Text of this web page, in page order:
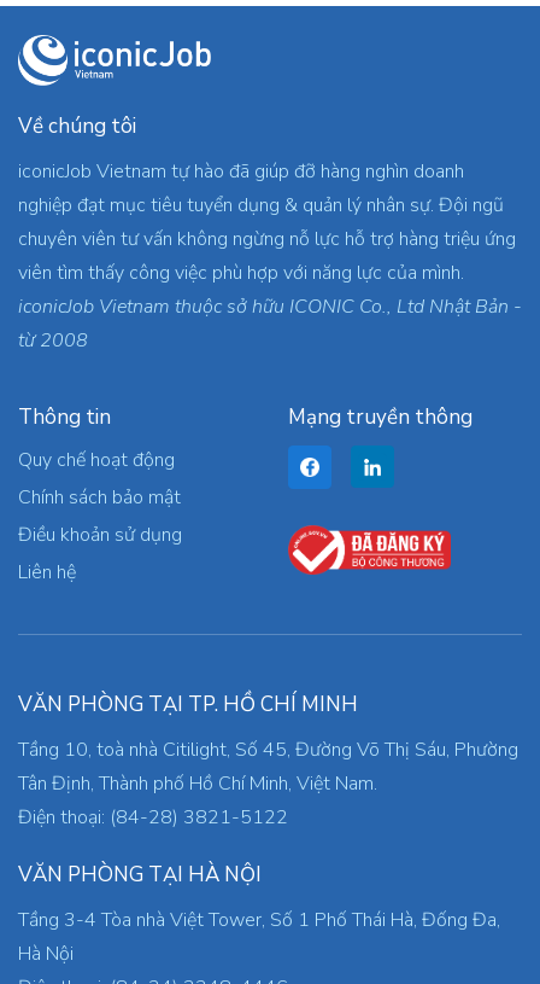
Về chúng tôi
iconicJob Vietnam tự hào đã giúp đỡ hàng nghìn doanh
nghiệp đạt mục tiêu tuyển dụng & quản lý nhân sự. Đội ngũ
chuyên viên tư vấn không ngừng nỗ lực hỗ trợ hàng triệu ứng
viên tìm thấy công việc phù hợp với năng lực của mình.
iconicJob Vietnam thuộc sở hữu ICONIC Co., Ltd Nhật Bản -
từ 2008
Thông tin
Quy chế hoạt động
Chính sách bảo mật
Điều khoản sử dụng
Liên hệ
Mạng truyền thông
VĂN PHÒNG TẠI TP. HỒ CHÍ MINH
Tầng 10, toà nhà Citilight, Số 45, Đường Võ Thị Sáu, Phường
Tân Định, Thành phố Hồ Chí Minh, Việt Nam.
Điện thoại: (84-28) 3821-5122
VĂN PHÒNG TẠI HÀ NỘI
Tầng 3-4 Tòa nhà Việt Tower, Số 1 Phố Thái Hà, Đống Đa,
Hà Nội